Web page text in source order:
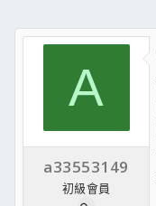
A
a33553149
初級會員